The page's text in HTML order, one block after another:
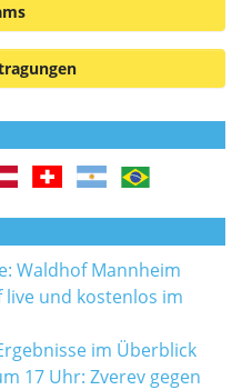
Waldhof Mannheim
und kostenlos im
im Überblick
17 Uhr: Zverev gegen